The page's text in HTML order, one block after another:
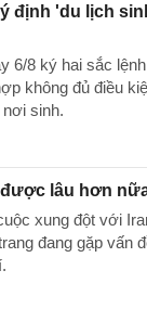
định 'du lịch
6/8 ký hai sắc
không đủ điều
sinh.
lâu hơn
xung đột với
đang gặp vấn